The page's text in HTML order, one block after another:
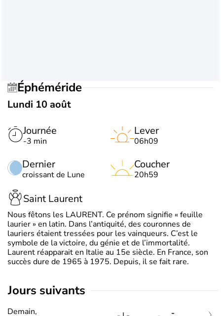
Éphéméride
Lundi 10 août
Journée
-3 min
Dernier
croissant de Lune
Lever
06h09
Coucher
20h59
Saint Laurent
Nous fêtons les LAURENT. Ce prénom signifie « feuille
laurier » en latin. Dans l’antiquité, des couronnes de
lauriers étaient tressées pour les vainqueurs. C’est le
symbole de la victoire, du génie et de l’immortalité.
Laurent réapparait en Italie au 15e siècle. En France, son
succès dure de 1965 à 1975. Depuis, il se fait rare.
jours suivants
Demain,
-